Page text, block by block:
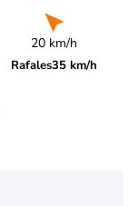
20 km/h
Rafales35 km/h